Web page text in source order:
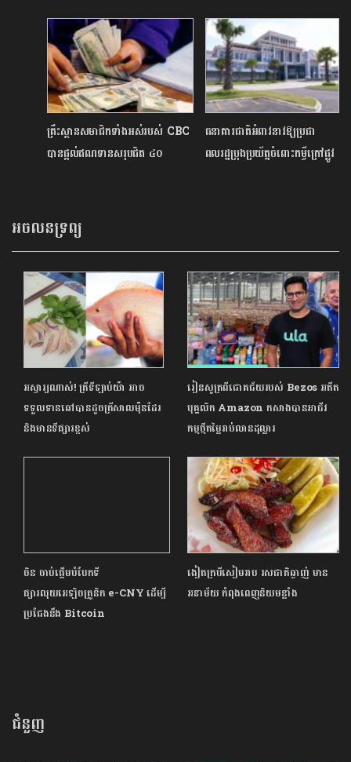
គ្រឹះស្ថានសមាជិកទាំងអស់របស់ CBC
បានផ្តល់ឥណទានសរុបជិត ៤០
ធនាគារជាតិអំពាវនាវឱ្យប្រជា
ពលរដ្ឋប្រុងប្រយ័ត្នចំពោះកម្ចីក្រៅផ្លូវ
អចលនទ្រព្យ
អស្ចារ្យណាស់! ត្រីទីឡាប់យ៉ា អាច
ទទួលទានឆៅបានដូចត្រីសាលម៉ុនដែរ
និងមានទីផ្សារខ្ពស់
រៀនសូត្រពីជោគជ័យរបស់ Bezos អតីត
បុគ្គលិក Amazon កសាងបានអាជីវ
កម្មថ្មីតម្លៃរាប់លានដុល្លារ
ចិន ចាប់ផ្តើមបំបែកទី
ផ្សារលុយអេឡិចត្រូនិក e-CNY ដើម្បី
ប្រជែងនឹង Bitcoin
ងៀតក្របីសៀមរាប រសជាតិឆ្ងាញ់ មាន
អនាម័យ កំពុងពេញនិយមខ្លាំង
ជំនួញ